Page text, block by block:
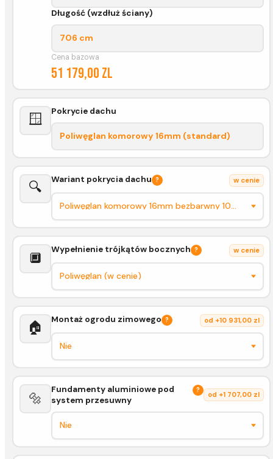
Długość (wzdłuż ściany)
706 cm
Cena bazowa
51 179,00 zl
🪟 Pokrycie dachu
Poliwęglan komorowy 16mm (standard)
🔍 Wariant pokrycia dachu ? w cenie
🔲
Wypełnienie trójkątów bocznych ? w cenie
🏠 Montaż ogrodu zimowego ? od +10 931,00 zl
🔩
Fundamenty aluminiowe pod
system przesuwny
?
od +1 707,00 zl